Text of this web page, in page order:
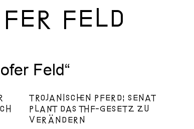
Feld
Feld“
Trojanischen Pferd: Senat
plant das THF-Gesetz zu
verändern